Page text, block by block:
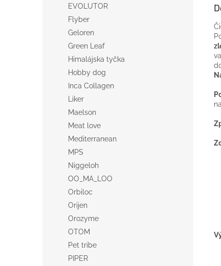
EVOLUTOR
Flyber
Geloren
Green Leaf
Himalájska tyčka
Hobby dog
Inca Collagen
Liker
Maelson
Meat love
Mediterranean
MPS
Niggeloh
OO_MA_LOO
Orbiloc
Orijen
Orozyme
OTOM
Pet tribe
PIPER